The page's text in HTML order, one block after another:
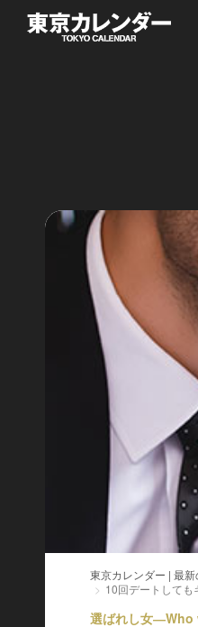
東京カレンダー | 最
10回デートしても
選ばれし女